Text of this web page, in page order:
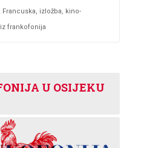
Francuska izložba
kino-
frankofonija
U OSIJEKU